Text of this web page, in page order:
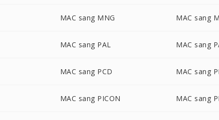
MAC sang MNG MAC sang
MAC sang PAL MAC sang
MAC sang PCD MAC sang
MAC sang PICON MAC sang